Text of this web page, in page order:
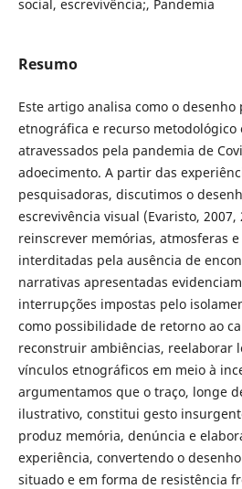
social, escrevivência;, Pandemia
Resumo
Este artigo analisa como o
etnográfica e recurso metodológico
atravessados pela pandemia de
adoecimento. A partir das
pesquisadoras, discutimos o
escrevivência visual (Evaristo, 2007,
reinscrever memórias, atmosferas
interditadas pela ausência de
narrativas apresentadas
interrupções impostas pelo
como possibilidade de retorno ao
reconstruir ambiências, reelaborar
vínculos etnográficos em meio à
argumentamos que o traço, longe
ilustrativo, constitui gesto
produz memória, denúncia e
experiência, convertendo o
situado e em forma de resistência